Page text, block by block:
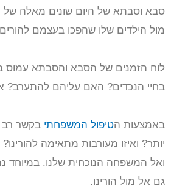
סבא וסבתא של היום שונים מאלה של
מול הילדים שלו שהפכו בעצמם
לוח הזמנים של הסבא והסבתא עמוס
בחיי הנכדים? האם עליהם להתערב?
באמצעות הטיפול המשפחתי בקשר רב
יותר? ואיזו מעורבות מתאימה
ואל המשפחה הנוכחית שלנו. במיוחד
גם אל מול הורינו.